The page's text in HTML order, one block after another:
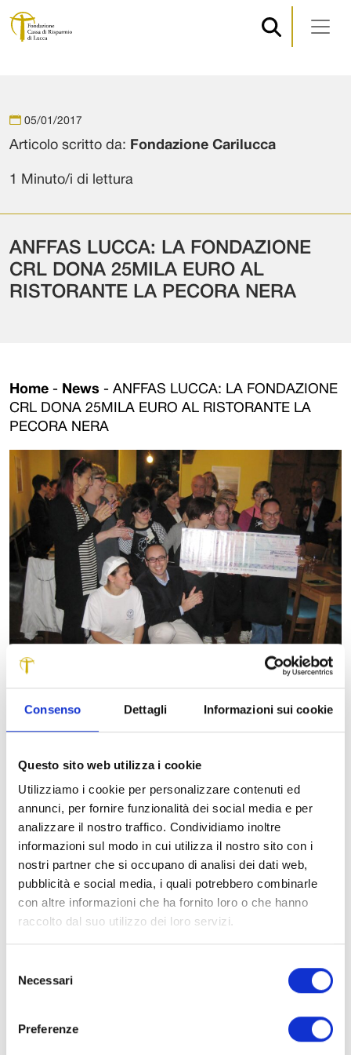
Consenso Dettagli Informazioni sui cookie
Questo sito web utilizza i cookie
Utilizziamo i cookie per personalizzare contenuti ed
annunci, per fornire funzionalità dei social media e per
analizzare il nostro traffico. Condividiamo inoltre
informazioni sul modo in cui utilizza il nostro sito con i
nostri partner che si occupano di analisi dei dati web,
pubblicità e social media, i quali potrebbero combinarle
con altre informazioni che ha fornito loro o che hanno
raccolto dal suo utilizzo dei loro servizi.
delNecessari
Preferenze
Navigazione principale
05/01/2017
Articolo scritto da: Fondazione Carilucca
1 Minuto/i di lettura
ANFFAS LUCCA: LA FONDAZIONE
CRL DONA 25MILA EURO AL
RISTORANTE LA PECORA NERA
Home - News - ANFFAS LUCCA: LA FONDAZIONE
CRL DONA 25MILA EURO AL RISTORANTE LA
PECORA NERA
ha visto il Prefetto di Lucca, Giovanna Cagliostro, il
presidente della Fondazione Cassa di Risparmio di Lucca,
Arturo Lattanzi, e alcuni dirigenti, consiglieri e dipendenti
dell’ente di San Micheletto ospiti del ristorante di piazza
San Francesco è infatti avvenuta la consegna di un
assegno da 25mila euro, devoluti dalla Fondazione alla
cooperativa “Segni particolari nessuno”.
Un concreto sostegno dunque per una realtà che da anni
porta avanti questo importante progetto di inclusione
sociale in cui sono impiegati, col supporto di Anffas Lucca,
almeno dodici ragazzi con diversi gradi di disabilità e un
gran numero di volontari, per quello che è ad oggi uno dei
Grandissima la sorpresa e l’emozione dei ragazzi, dei